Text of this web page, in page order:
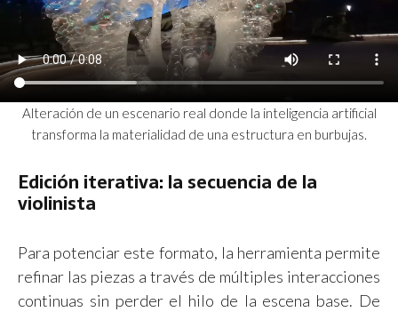
Alteración de un escenario real donde la inteligencia artificial
transforma la materialidad de una estructura en burbujas.
Edición iterativa: la secuencia de la
violinista
Para potenciar este formato, la herramienta permite
refinar las piezas a través de múltiples interacciones
continuas sin perder el hilo de la escena base. De